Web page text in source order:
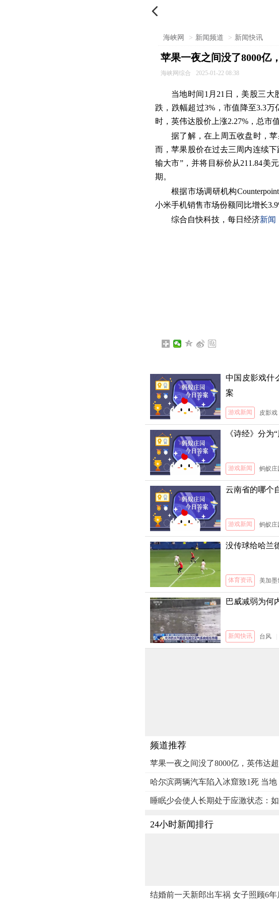

海峡网 > 新闻频道 > 新闻快讯
苹果一夜之间没了8000亿
海峡网综合 2025-01-22 08:38
当地时间1月21日，美股三
跌，跌幅超过3%，市值降至3.3
时，英伟达股价上涨2.27%，总市
据了解，在上周五收盘时，
而，苹果股价在过去三周内连续
输大市”，并将目标价从211.84美
期。
根据市场调研机构
小米手机销售市场份额同比增长
综合自快科技，每日经济新闻
中国皮影戏什
案
游戏新闻 皮影戏
《诗经》分为
游戏新闻 蚂蚁庄
云南省的哪个
游戏新闻 蚂蚁庄
没传球给哈兰
体育资讯 美加墨
巴威减弱为何
新闻快讯 台风
频道推荐
苹果一夜之间没了8000亿，英伟达
哈尔滨两辆汽车陷入冰窟致1死 当
睡眠少会使人长期处于应激状态：
24小时新闻排行
结婚前一天新郎出车祸 女子照顾6